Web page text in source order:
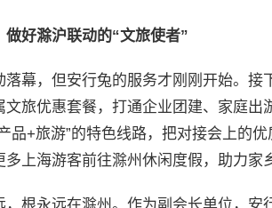
做好滁沪联动的“文旅使者”
落幕，但安行兔的服务才刚刚开始。
文旅优惠套餐，打通企业团建、家庭
品+旅游”的特色线路，把对接会上的
多上海游客前往滁州休闲度假，助力家